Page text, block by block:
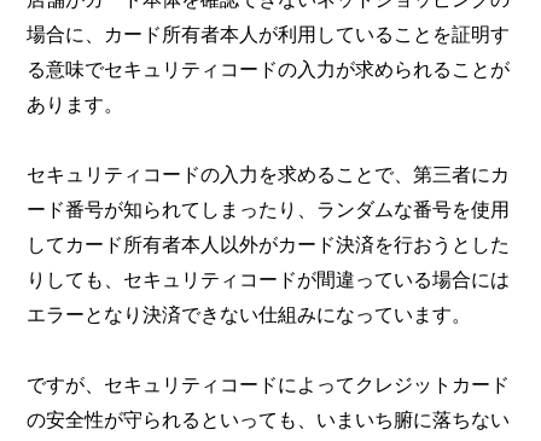
場合に、カード所有者本人が利用していることを証明す
る意味でセキュリティコードの入力が求められることが
あります。
セキュリティコードの入力を求めることで、第三者にカ
ード番号が知られてしまったり、ランダムな番号を使用
してカード所有者本人以外がカード決済を行おうとした
りしても、セキュリティコードが間違っている場合には
エラーとなり決済できない仕組みになっています。
ですが、セキュリティコードによってクレジットカード
の安全性が守られるといっても、いまいち腑に落ちない